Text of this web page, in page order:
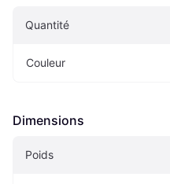
Quantité
Couleur
Dimensions
Poids